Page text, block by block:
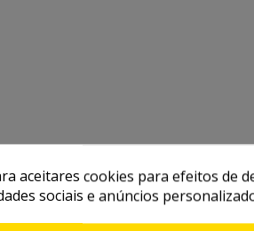
aceitares cookies para efeitos de
sociais e anúncios